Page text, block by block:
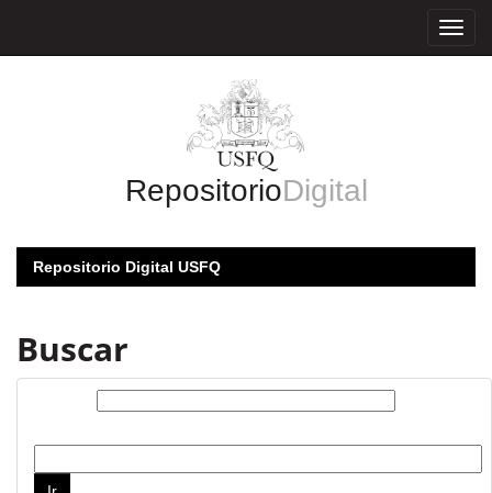
RepositorioDigital
Repositorio Digital USFQ
Buscar